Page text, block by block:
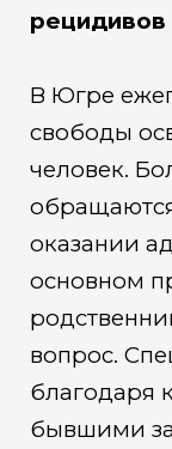
рецидивов
В Югре
свободы
человек.
оказании
основном
вопрос.
благодаря
бывшими